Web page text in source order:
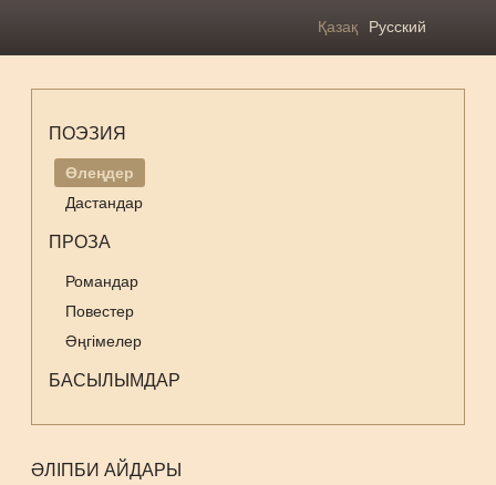
Қазақ Русский
ПОЭЗИЯ
Өлеңдер
Дастандар
ПРОЗА
Романдар
Повестер
Әңгімелер
БАСЫЛЫМДАР
ӘЛІПБИ АЙДАРЫ